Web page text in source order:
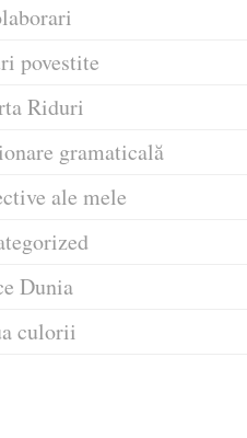
povestite
Riduri
gramaticală
ale mele
Dunia
culorii